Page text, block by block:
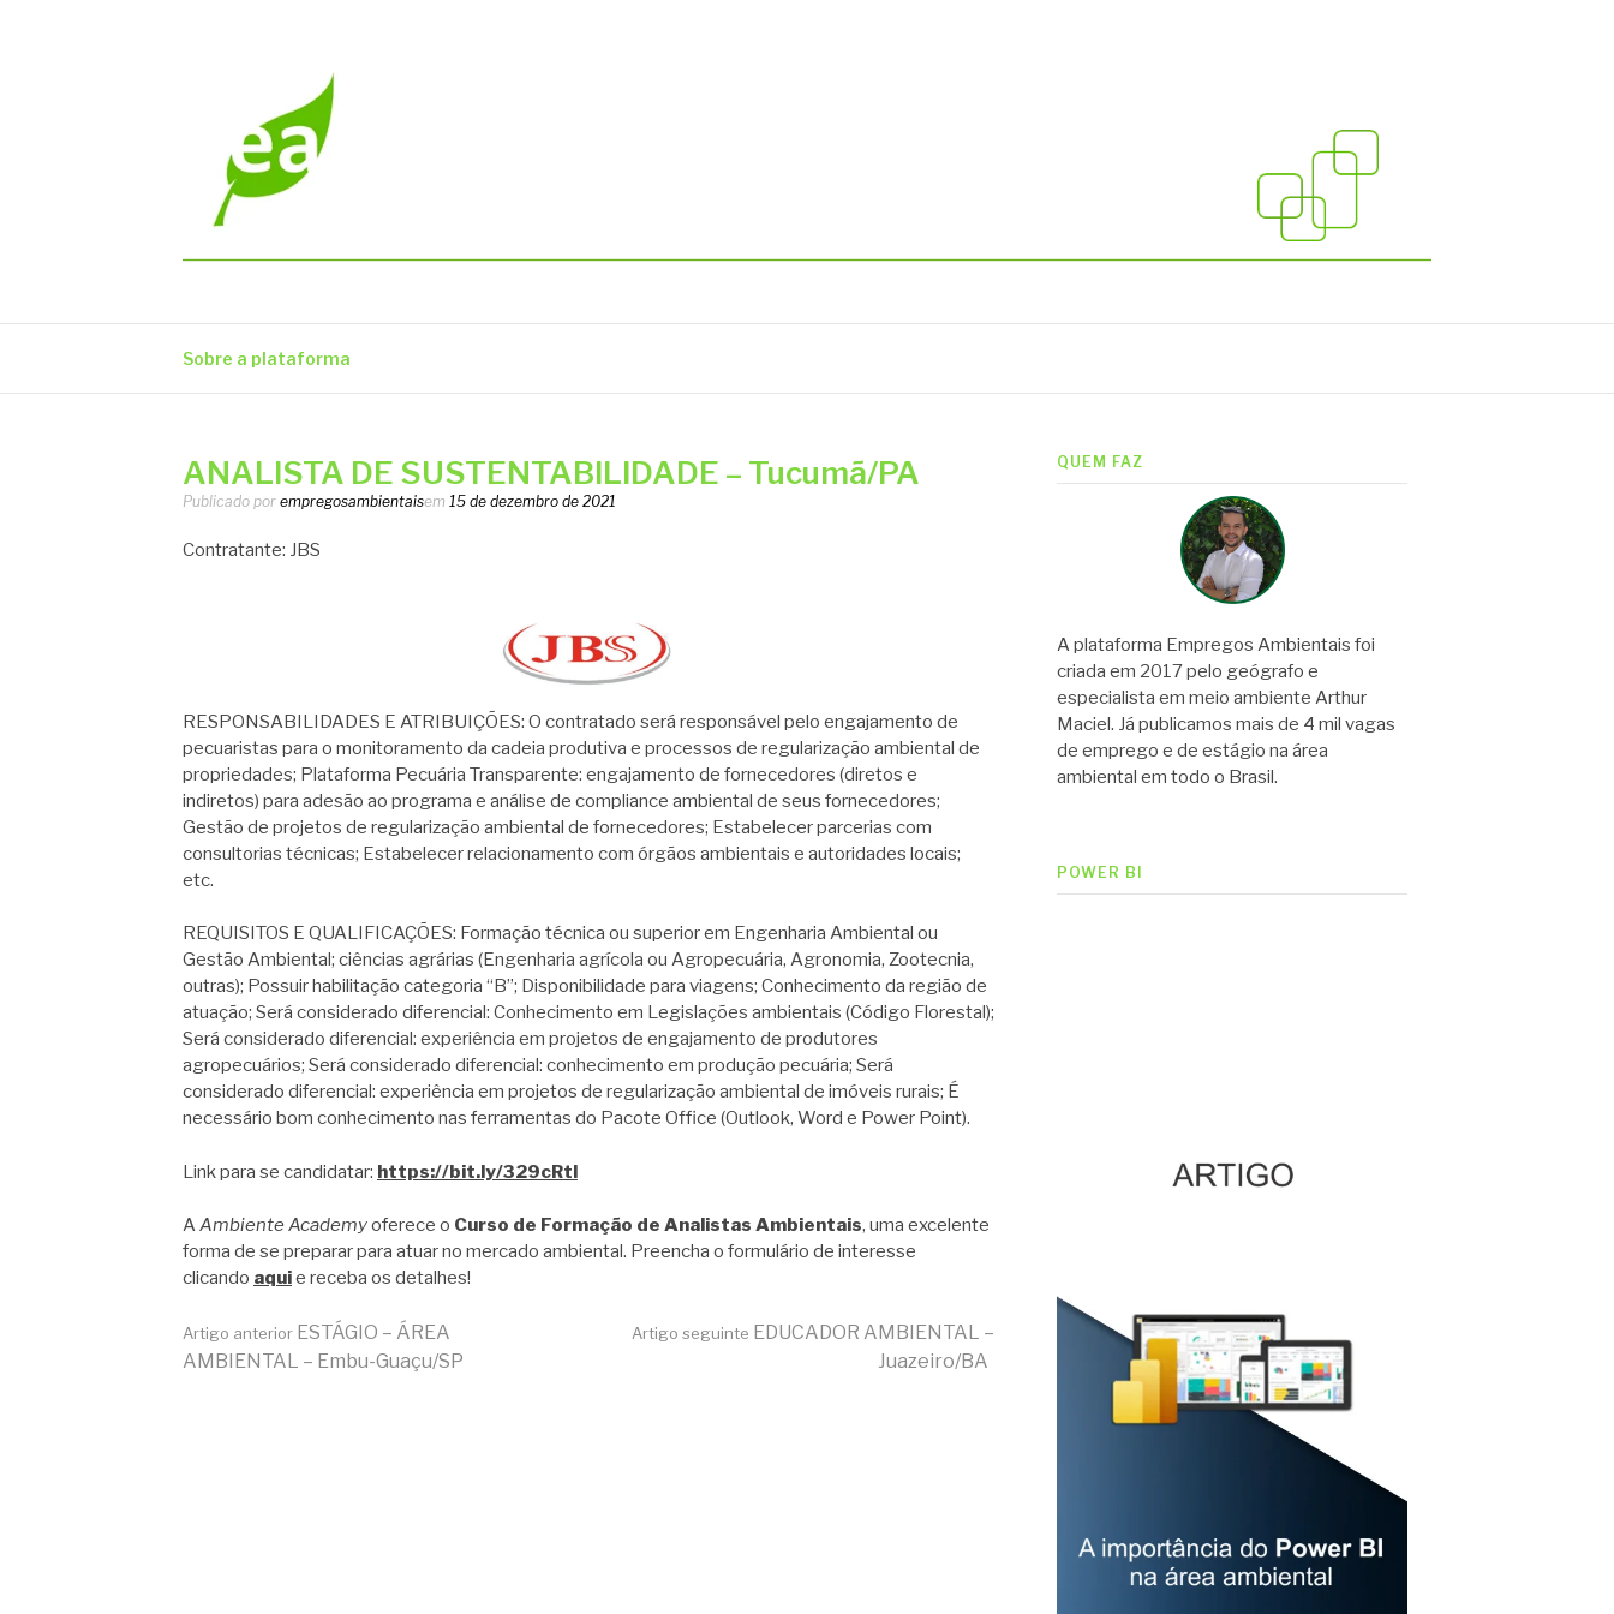
Sobre a plataforma
ANALISTA DE SUSTENTABILIDADE – Tucumã/PA
Publicado por empregosambientaisem 15 de dezembro de 2021
Contratante: JBS
RESPONSABILIDADES E ATRIBUIÇÕES: O contratado será responsável pelo engajamento de
pecuaristas para o monitoramento da cadeia produtiva e processos de regularização ambiental de
propriedades; Plataforma Pecuária Transparente: engajamento de fornecedores (diretos e
indiretos) para adesão ao programa e análise de compliance ambiental de seus fornecedores;
Gestão de projetos de regularização ambiental de fornecedores; Estabelecer parcerias com
consultorias técnicas; Estabelecer relacionamento com órgãos ambientais e autoridades locais;
etc.
REQUISITOS E QUALIFICAÇÕES: Formação técnica ou superior em Engenharia Ambiental ou
Gestão Ambiental; ciências agrárias (Engenharia agrícola ou Agropecuária, Agronomia, Zootecnia,
outras); Possuir habilitação categoria “B”; Disponibilidade para viagens; Conhecimento da região de
atuação; Será considerado diferencial: Conhecimento em Legislações ambientais (Código Florestal);
Será considerado diferencial: experiência em projetos de engajamento de produtores
agropecuários; Será considerado diferencial: conhecimento em produção pecuária; Será
considerado diferencial: experiência em projetos de regularização ambiental de imóveis rurais; É
necessário bom conhecimento nas ferramentas do Pacote Office (Outlook, Word e Power Point).
Link para se candidatar: https://bit.ly/329cRtl
AAmbiente Academyoferece o Curso de Formação de Analistas Ambientais, uma excelente
forma de se preparar para atuar no mercado ambiental. Preencha o formulário de interesse
clicando aquie receba os detalhes!
Continue
Artigo anterior ESTÁGIO – ÁREA
AMBIENTAL – Embu-Guaçu/SP
Artigo seguinte EDUCADOR AMBIENTAL –
Juazeiro/BA
QUEM FAZ
A plataforma Empregos Ambientais foi
criada em 2017 pelo geógrafo e
especialista em meio ambiente Arthur
Maciel. Já publicamos mais de 4 mil vagas
de emprego e de estágio na área
ambiental em todo o Brasil.
POWER BI